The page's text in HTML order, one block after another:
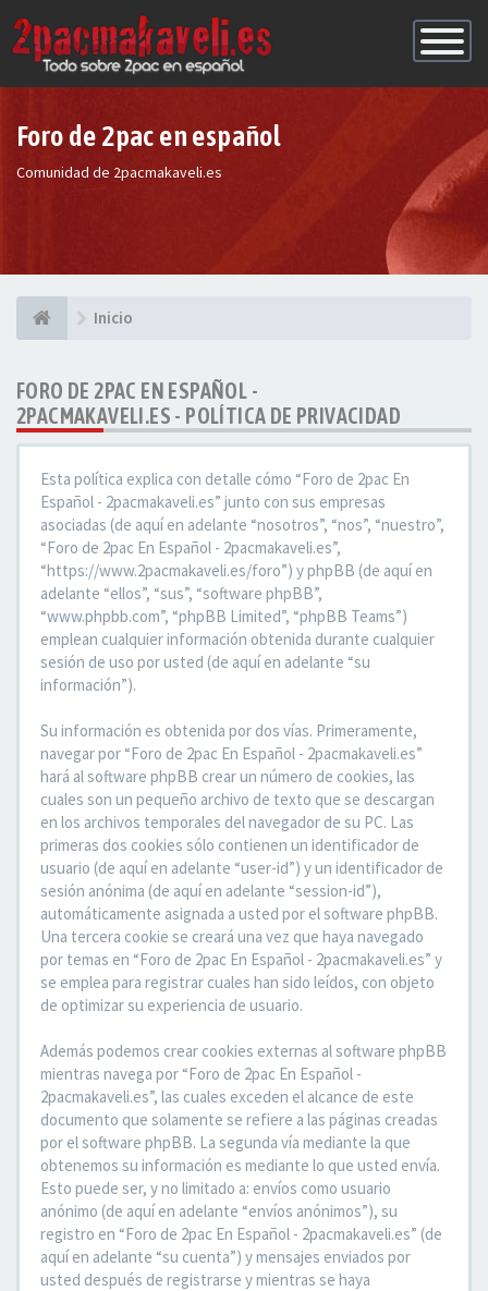
de
Foro de 2pac en español
Comunidad de 2pacmakaveli.es
Inicio
FORO DE 2PAC EN ESPAÑOL -
2PACMAKAVELI.ES - POLÍTICA DE PRIVACIDAD
Esta política explica con detalle cómo “Foro de 2pac En
Español - 2pacmakaveli.es” junto con sus empresas
asociadas (de aquí en adelante “nosotros”, “nos”, “nuestro”,
“Foro de 2pac En Español - 2pacmakaveli.es”,
“https://www.2pacmakaveli.es/foro”) y phpBB (de aquí en
adelante “ellos”, “sus”, “software phpBB”,
“www.phpbb.com”, “phpBB Limited”, “phpBB Teams”)
emplean cualquier información obtenida durante cualquier
sesión de uso por usted (de aquí en adelante “su
información”).
Su información es obtenida por dos vías. Primeramente,
navegar por “Foro de 2pac En Español - 2pacmakaveli.es”
hará al software phpBB crear un número de cookies, las
cuales son un pequeño archivo de texto que se descargan
en los archivos temporales del navegador de su PC. Las
primeras dos cookies sólo contienen un identificador de
usuario (de aquí en adelante “user-id”) y un identificador de
sesión anónima (de aquí en adelante “session-id”),
automáticamente asignada a usted por el software phpBB.
Una tercera cookie se creará una vez que haya navegado
por temas en “Foro de 2pac En Español - 2pacmakaveli.es” y
se emplea para registrar cuales han sido leídos, con objeto
de optimizar su experiencia de usuario.
Además podemos crear cookies externas al software phpBB
mientras navega por “Foro de 2pac En Español -
2pacmakaveli.es”, las cuales exceden el alcance de este
documento que solamente se refiere a las páginas creadas
por el software phpBB. La segunda vía mediante la que
obtenemos su información es mediante lo que usted envía.
Esto puede ser, y no limitado a: envíos como usuario
anónimo (de aquí en adelante “envíos anónimos”), su
registro en “Foro de 2pac En Español - 2pacmakaveli.es” (de
aquí en adelante “su cuenta”) y mensajes enviados por
usted después de registrarse y mientras se haya